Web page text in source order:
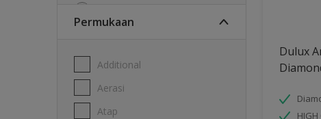
Permukaan
Additional
Aerasi
Atap
Dulux
HIGH